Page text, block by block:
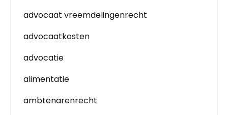
advocaat vreemdelingenrecht
advocaatkosten
advocatie
alimentatie
ambtenarenrecht